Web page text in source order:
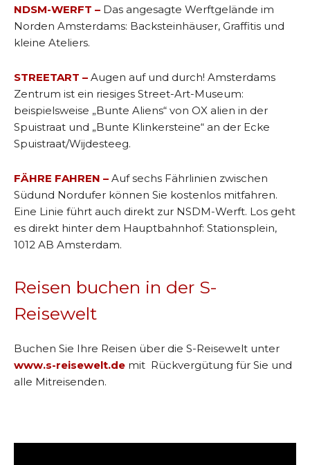
NDSM-WERFT – Das angesagte Werftgelände im
Norden Amsterdams: Backsteinhäuser, Graffitis und
kleine Ateliers.
STREETART – Augen auf und durch! Amsterdams
Zentrum ist ein riesiges Street-Art-Museum:
beispielsweise „Bunte Aliens“ von OX alien in der
Spuistraat und „Bunte Klinkersteine“ an der Ecke
Spuistraat/Wijdesteeg.
FÄHRE FAHREN – Auf sechs Fährlinien zwischen
Südund Nordufer können Sie kostenlos mitfahren.
Eine Linie führt auch direkt zur NSDM-Werft. Los geht
es direkt hinter dem Hauptbahnhof: Stationsplein,
1012 AB Amsterdam.
Reisen buchen in der S-
Reisewelt
Buchen Sie Ihre Reisen über die S-Reisewelt unter
www.s-reisewelt.de mit Rückvergütung für Sie und
alle Mitreisenden.